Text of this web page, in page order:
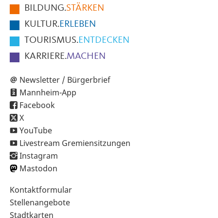
SeiteBILDUNG.STÄRKEN
KULTUR.ERLEBEN
TOURISMUS.ENTDECKEN
KARRIERE.MACHEN
Newsletter / Bürgerbrief
Mannheim-App
Facebook
X
YouTube
Livestream Gremiensitzungen
Instagram
Mastodon
Sekundärnavigation
im
Fußbereich
Kontaktformular
Stellenangebote
Stadtkarten